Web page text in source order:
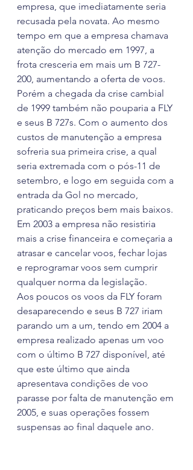
empresa, que imediatamente seria
recusada pela novata. Ao mesmo
tempo em que a empresa chamava
atenção do mercado em 1997, a
frota cresceria em mais um B 727-
200, aumentando a oferta de voos.
Porém a chegada da crise cambial
de 1999 também não pouparia a FLY
e seus B 727s. Com o aumento dos
custos de manutenção a empresa
sofreria sua primeira crise, a qual
seria extremada com o pós-11 de
setembro, e logo em seguida com a
entrada da Gol no mercado,
praticando preços bem mais baixos.
Em 2003 a empresa não resistiria
mais a crise financeira e começaria a
atrasar e cancelar voos, fechar lojas
e reprogramar voos sem cumprir
qualquer norma da legislação.
Aos poucos os voos da FLY foram
desaparecendo e seus B 727 iriam
parando um a um, tendo em 2004 a
empresa realizado apenas um voo
com o último B 727 disponível, até
que este último que ainda
apresentava condições de voo
parasse por falta de manutenção em
2005, e suas operações fossem
suspensas ao final daquele ano.